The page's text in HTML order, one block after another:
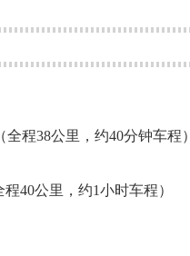
38公里，约40分钟车程）
公里，约1小时车程）